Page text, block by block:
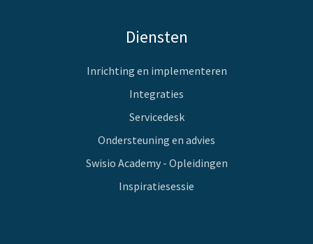
Diensten
Inrichting en implementeren
Integraties
Servicedesk
Ondersteuning en advies
Swisio Academy - Opleidingen
Inspiratiesessie